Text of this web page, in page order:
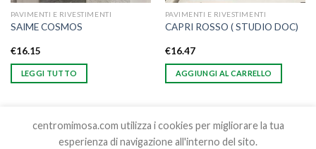
PAVIMENTI E RIVESTIMENTI
SAIME COSMOS
€16.15
LEGGI TUTTO
PAVIMENTI E RIVESTIMENTI
CAPRI ROSSO ( STUDIO DOC)
€16.47
AGGIUNGI AL CARRELLO
centromimosa.com utilizza i cookies per migliorare la tua
esperienza di navigazione all'interno del sito.